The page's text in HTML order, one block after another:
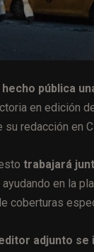
hecho pública
en edición
redacción en
trabajará
ayudando en la
coberturas
adjunto se